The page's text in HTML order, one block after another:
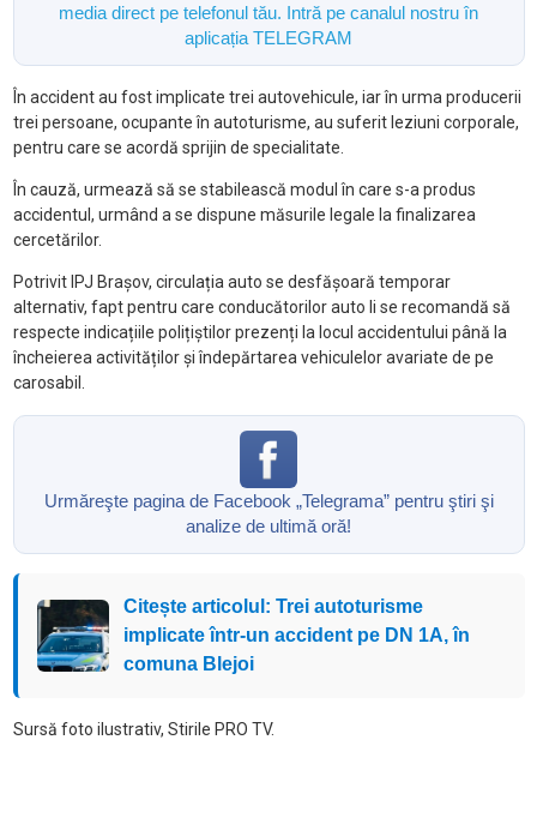
media direct pe telefonul tău. Intră pe canalul nostru în
aplicația TELEGRAM
În accident au fost implicate trei autovehicule, iar în urma producerii
trei persoane, ocupante în autoturisme, au suferit leziuni corporale,
pentru care se acordă sprijin de specialitate.
În cauză, urmează să se stabilească modul în care s-a produs
accidentul, urmând a se dispune măsurile legale la finalizarea
cercetărilor.
Potrivit IPJ Brașov, circulația auto se desfășoară temporar
alternativ, fapt pentru care conducătorilor auto li se recomandă să
respecte indicațiile polițiștilor prezenți la locul accidentului până la
încheierea activităților și îndepărtarea vehiculelor avariate de pe
carosabil.
Urmăreşte pagina de Facebook „Telegrama” pentru ştiri şi
analize de ultimă oră!
Citește articolul: Trei autoturisme
implicate într-un accident pe DN 1A, în
comuna Blejoi
Sursă foto ilustrativ, Stirile PRO TV.